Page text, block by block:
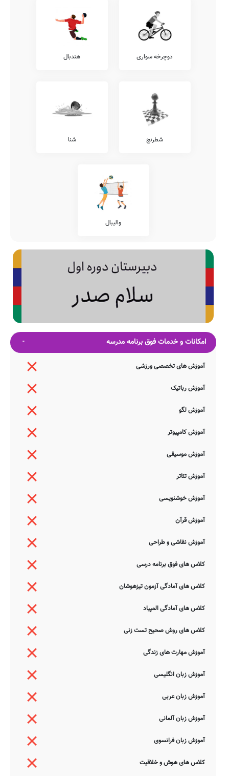
دوچرخه سواری هندبال
شطرنج شنا
والیبال
امکانات و خدمات فوق برنامه مدرسه
آموزش های تخصصی ورزشی
آموزش رباتیک
آموزش لگو
آموزش کامپیوتر
آموزش موسیقی
آموزش تئاتر
آموزش خوشنویسی
آموزش قرآن
آموزش نقاشی و طراحی
کلاس های فوق برنامه درسی
کلاس های آمادگی آزمون تیزهوشان
کلاس های آمادگی المپیاد
کلاس های روش صحیح تست زنی
آموزش مهارت های زندگی
آموزش زبان انگلیسی
آموزش زبان عربی
آموزش زبان آلمانی
آموزش زبان فرانسوی
کلاس های هوش و خلاقیت